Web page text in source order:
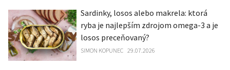
Sardinky, losos alebo makrela: ktorá
ryba je najlepším zdrojom omega-3 a je
losos preceňovaný?
SIMON KOPUNEC 29.07.2026